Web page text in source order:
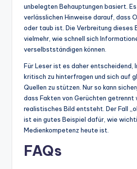
unbelegten Behauptungen basiert.
verlässlichen Hinweise darauf, dass
oder taub ist. Die Verbreitung dieses
vielmehr, wie schnell sich
verselbstständigen können.
Für Leser ist es daher entscheidend,
kritisch zu hinterfragen und sich auf
Quellen zu stützen. Nur so kann
dass Fakten von Gerüchten getrennt
realistisches Bild entsteht. Der Fall
ist ein gutes Beispiel dafür, wie
Medienkompetenz heute ist.
FAQs